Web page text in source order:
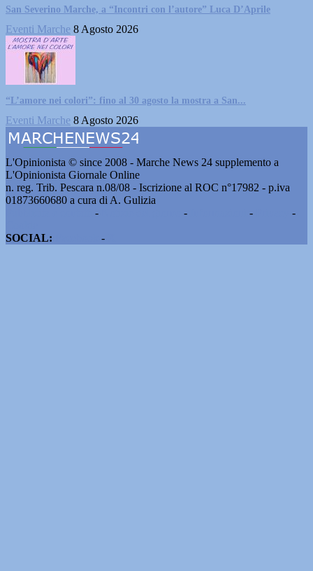
San Severino Marche, a “Incontri con l’autore” Luca D’Aprile
Eventi Marche 8 Agosto 2026
“L’amore nei colori”: fino al 30 agosto la mostra a San...
Eventi Marche 8 Agosto 2026
L'Opinionista © since 2008 - Marche News 24 supplemento a
L'Opinionista Giornale Online
n. reg. Trib. Pescara n.08/08 - Iscrizione al ROC n°17982 - p.iva
01873660680 a cura di A. Gulizia
- - -
-
SOCIAL:
-